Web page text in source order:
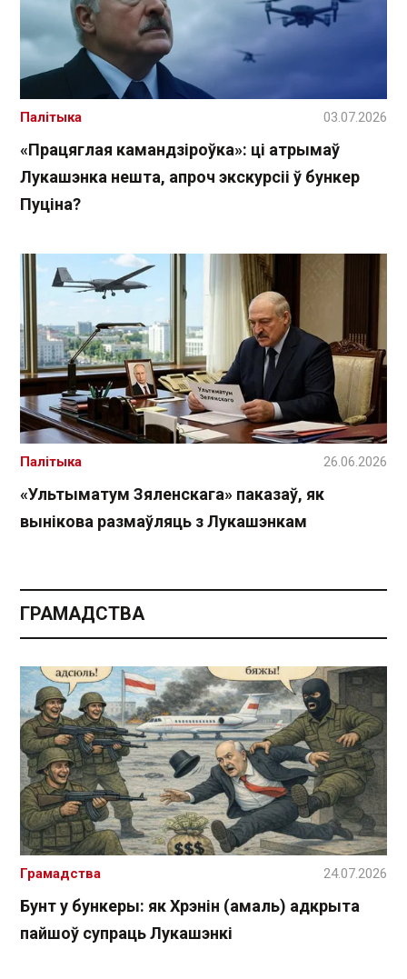
«Працяглая камандзіроўка»: ці атрымаў
Лукашэнка нешта, апроч экскурсіі ў бункер
Пуціна?
Палітыка 03.07.2026
«Ультыматум Зяленскага» паказаў, як
вынікова размаўляць з Лукашэнкам
Палітыка 26.06.2026
ГРАМАДСТВА
Бунт у бункеры: як Хрэнін (амаль) адкрыта
пайшоў супраць Лукашэнкі
Грамадства 24.07.2026